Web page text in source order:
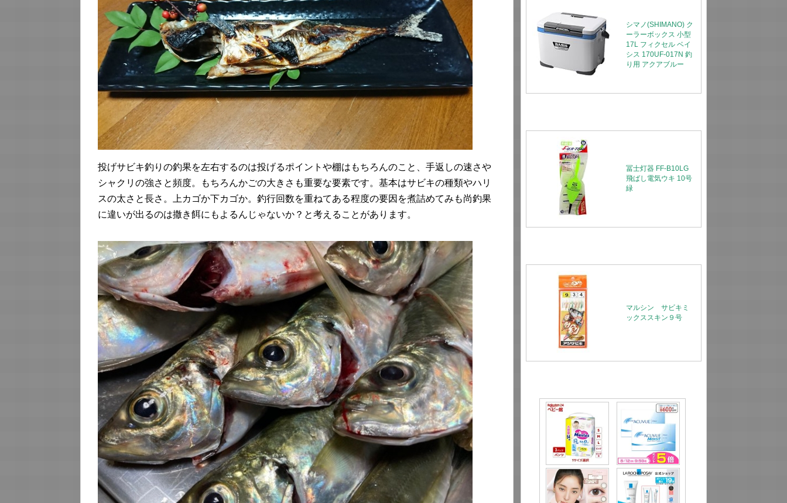
投げサビキ釣りの釣果を左右するのは投げるポイントや棚はもちろんのこと、手返しの速さや
シャクリの強さと頻度。もちろんかごの大きさも重要な要素です。基本はサビキの種類やハリ
スの太さと長さ。上カゴか下カゴか。釣行回数を重ねてある程度の要因を煮詰めてみも尚釣果
に違いが出るのは撒き餌にもよるんじゃないか？と考えることがあります。
シマノ(SHIMANO) ク
ーラーボックス 小型
17L フィクセル ベイ
シス 170UF-017N 釣
り用 アクアブルー
冨士灯器 FF-B10LG
飛ばし電気ウキ 10号
緑
マルシン サビキミ
ックススキン９号